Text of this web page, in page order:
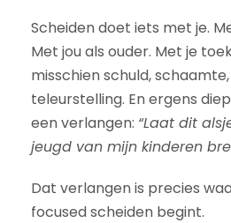
Scheiden doet iets met je.
Met jou als ouder. Met je
misschien schuld,
teleurstelling. En ergens
een verlangen: “Laat dit
jeugd van mijn kinderen
Dat verlangen is precies
focused scheiden begint.